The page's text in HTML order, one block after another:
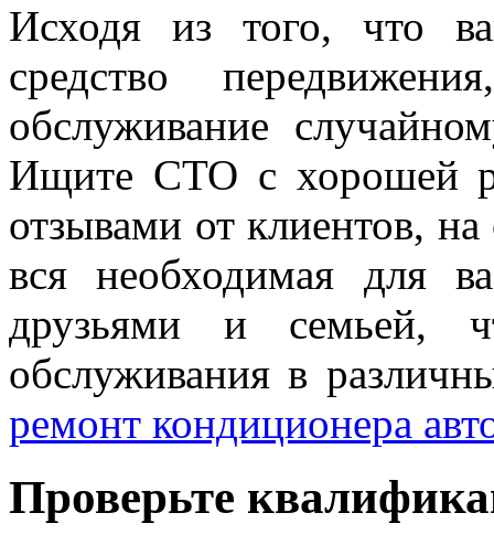
Исходя из того, что
средство
обслуживание
Ищите СТО с хорошей
отзывами от клиентов,
вся необходимая для
друзьями и семьей,
обслуживания в
ремонт кондиционера
Проверьте